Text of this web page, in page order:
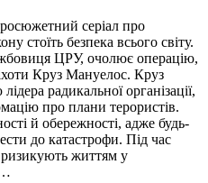
серіал про
стоїть безпека всього світу.
ЦРУ, очолює операцію,
Круз Мануелос. Круз
радикальної організації,
про плани терористів.
й обережності, адже будь-
до катастрофи. Під час
життям у
…